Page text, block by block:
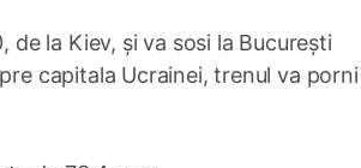
la Kiev, și va sosi la București
capitala Ucrainei, trenul va porni